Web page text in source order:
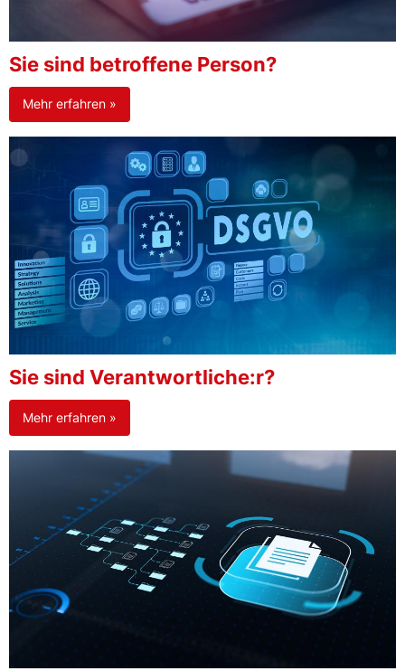
Sie sind betroffene Person?
Mehr erfahren »
Sie sind Verantwortliche:r?
Mehr erfahren »